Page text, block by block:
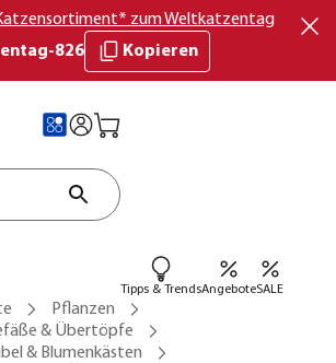
zum Weltkatzentag
826
Kopieren
Tipps & TrendsAngeboteSALE
Pflanzen
& Übertöpfe
& Blumenkästen